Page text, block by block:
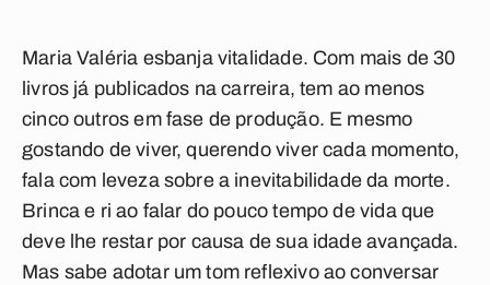
Maria Valéria esbanja vitalidade. Com mais de 30
livros já publicados na carreira, tem ao menos
cinco outros em fase de produção. E mesmo
gostando de viver, querendo viver cada momento,
fala com leveza sobre a inevitabilidade da morte.
Brinca e ri ao falar do pouco tempo de vida que
deve lhe restar por causa de sua idade avançada.
Mas sabe adotar um tom reflexivo ao conversar